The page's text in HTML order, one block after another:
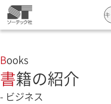
Books
書籍の紹介
- ビジネス